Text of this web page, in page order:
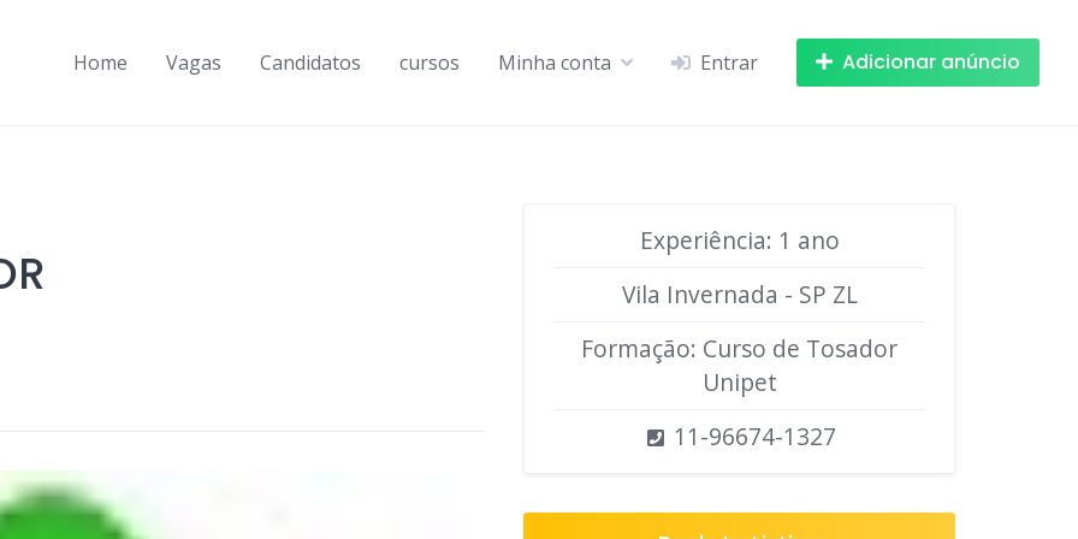
Home Vagas Candidatos cursos Minha conta Entrar Adicionar anúncio
Experiência: 1 ano
Vila Invernada - SP ZL
Formação: Curso de Tosador
Unipet
11-96674-1327